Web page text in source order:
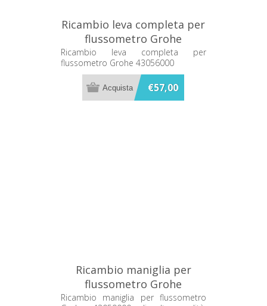
Ricambio leva completa per
flussometro Grohe
43056000
Ricambio leva completa per
flussometro Grohe 43056000
€57,00
Ricambio maniglia per
flussometro Grohe
43059000
Ricambio maniglia per flussometro